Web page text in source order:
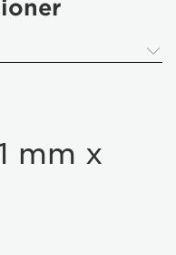
mm x